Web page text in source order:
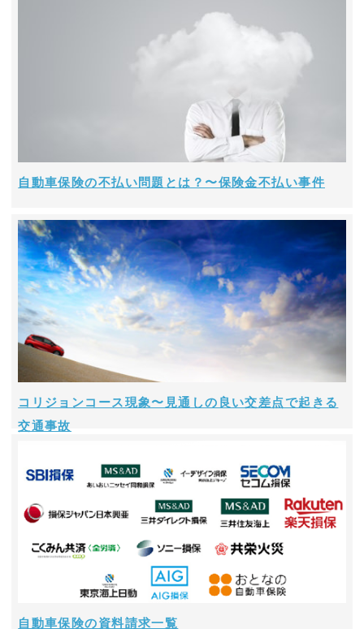
自動車保険の不払い問題とは？〜保険金不払い事件
コリジョンコース現象〜見通しの良い交差点で起きる
交通事故
自動車保険の資料請求一覧